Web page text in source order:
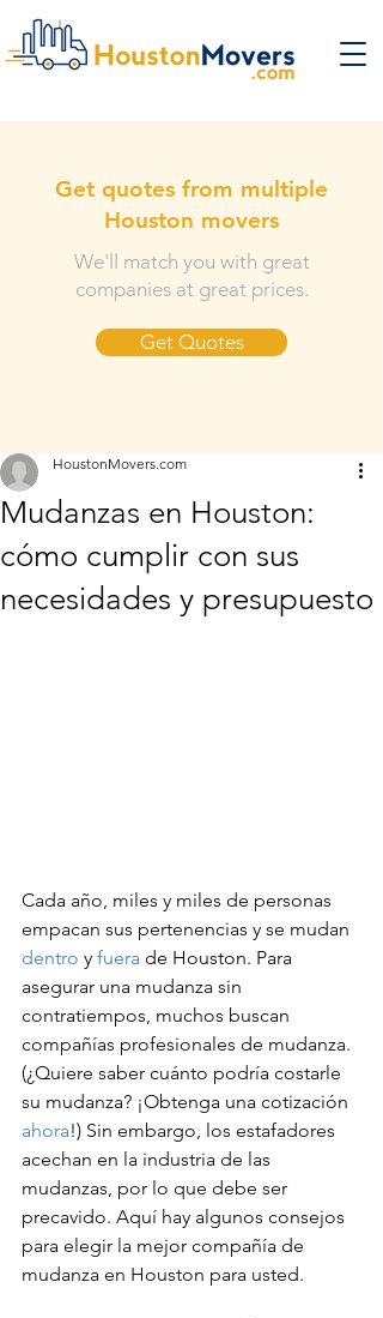
Get quotes from multiple
Houston movers
We'll match you with great
companies at great prices.
Get Quotes
Mudanzas en Houston:
cómo cumplir con sus
necesidades y presupuesto
HoustonMovers.com
Cada año, miles y miles de personas
empacan sus pertenencias y se mudan
dentro y fuera de Houston. Para
asegurar una mudanza sin
contratiempos, muchos buscan
compañías profesionales de mudanza.
(¿Quiere saber cuánto podría costarle
su mudanza? ¡Obtenga una cotización
ahora!) Sin embargo, los estafadores
acechan en la industria de las
mudanzas, por lo que debe ser
precavido. Aquí hay algunos consejos
para elegir la mejor compañía de
mudanza en Houston para usted.